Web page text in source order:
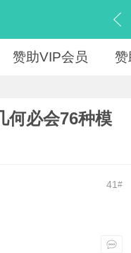
容
赞助VIP会员 赞
何必会76种模
41#